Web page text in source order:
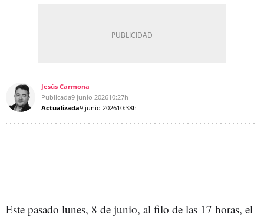
Jesús Carmona
Publicada9 junio 202610:27h
Actualizada9 junio 202610:38h
Este pasado lunes, 8 de junio, al filo de las 17 horas, el